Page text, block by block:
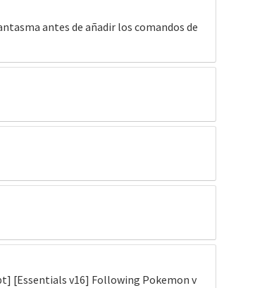
antes de añadir los comandos de
[Essentials v16] Following Pokemon v